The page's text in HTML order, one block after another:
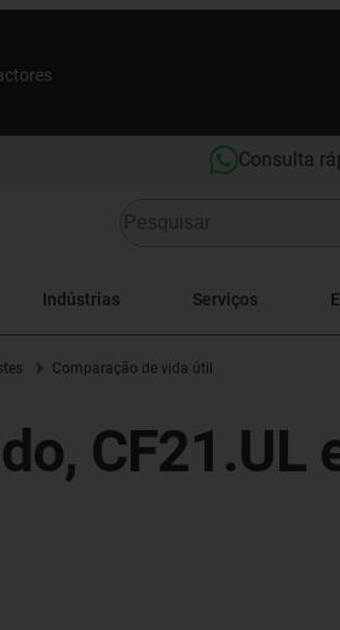
Consulta
Indústrias Serviços
Comparação de vida útil
CF21.UL